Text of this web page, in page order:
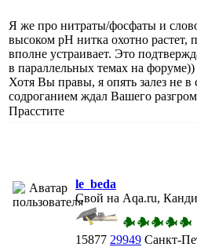
Я же про нитраты/фосфаты и
высоком рН нитка охотно растет,
вполне устраивает. Это
в параллельных темах на форуме))
Хотя Вы правы, я опять залез не
содроганием ждал Вашего
Прасстите
le_beda
Свой на Aqa.ru,
15877 29949 Санкт-